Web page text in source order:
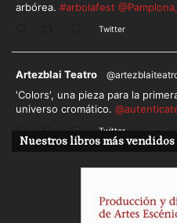
arbórea. #arbolafest
Twitter
Artezblai Teatro
'Colors', una pieza para la
universo cromático.
Twitter
Nuestros libros más vendidos